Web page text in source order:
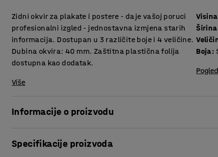
Zidni okvir za plakate i postere - daje vašoj poruci
profesionalni izgled - jednostavna izmjena starih
informacija. Dostupan u 3 različite boje i 4 veličine.
Dubina okvira: 40 mm. Zaštitna plastična folija
dostupna kao dodatak.
Više
Visina
Širina
Boja:
Informacije o proizvodu
Specifikacije proizvoda